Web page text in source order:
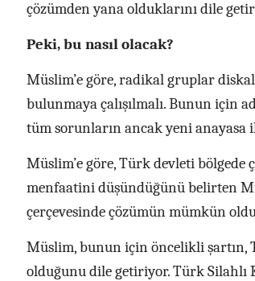
çözümden yana olduklarını dile
Peki, bu nasıl olacak?
Müslim’e göre, radikal gruplar
bulunmaya çalışılmalı. Bunun için
tüm sorunların ancak yeni anayasa
Müslim’e göre, Türk devleti bölgede
menfaatini düşündüğünü belirten
çerçevesinde çözümün mümkün
Müslim, bunun için öncelikli şartın,
olduğunu dile getiriyor. Türk Silahlı